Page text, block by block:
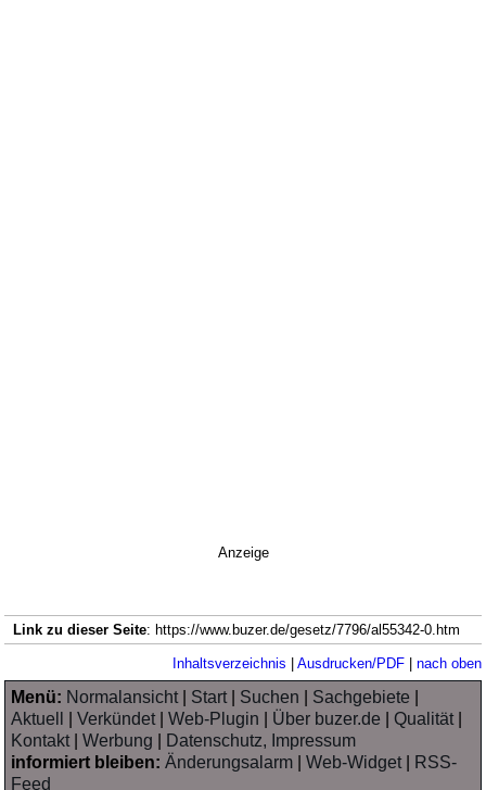
Anzeige
Link zu dieser Seite: https://www.buzer.de/gesetz/7796/al55342-0.htm
Inhaltsverzeichnis | Ausdrucken/PDF| nach oben
Menü: Normalansicht| Start| Suchen Sachgebiete
Aktuell
|Verkündet|Web-Plugin Über buzer.de |Qualität|
Kontakt|Werbung
Datenschutz, Impressum
informiert bleiben: Änderungsalarm |Web-Widget|
RSS-
Feed